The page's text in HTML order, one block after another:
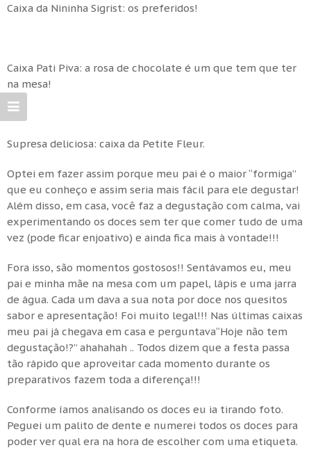
Caixa da Nininha Sigrist: os preferidos!
Caixa Pati Piva: a rosa de chocolate é um que tem que ter
na mesa!
Supresa deliciosa: caixa da Petite Fleur.
Optei em fazer assim porque meu pai é o maior “formiga”
que eu conheço e assim seria mais fácil para ele degustar!
Além disso, em casa, você faz a degustação com calma, vai
experimentando os doces sem ter que comer tudo de uma
vez (pode ficar enjoativo) e ainda fica mais à vontade!!!
Fora isso, são momentos gostosos!! Sentávamos eu, meu
pai e minha mãe na mesa com um papel, lápis e uma jarra
de água. Cada um dava a sua nota por doce nos quesitos
sabor e apresentação! Foi muito legal!!! Nas últimas caixas
meu pai já chegava em casa e perguntava“Hoje não tem
degustação!?” ahahahah .. Todos dizem que a festa passa
tão rápido que aproveitar cada momento durante os
preparativos fazem toda a diferença!!!
Conforme íamos analisando os doces eu ia tirando foto.
Peguei um palito de dente e numerei todos os doces para
poder ver qual era na hora de escolher com uma etiqueta.